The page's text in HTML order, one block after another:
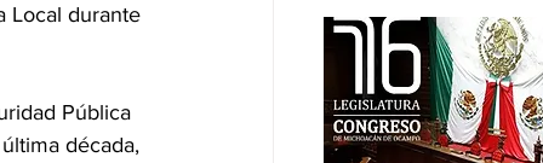
Local durante
Pública
década,